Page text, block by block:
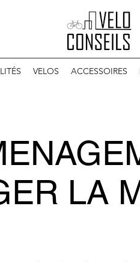
VELOS ACCESSOIRES
LA